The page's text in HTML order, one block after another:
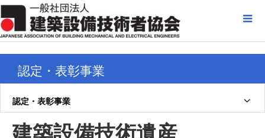
認定・表彰事業
認定・表彰事業
建築設備技術遺産